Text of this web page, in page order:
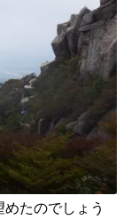
たのでしょう